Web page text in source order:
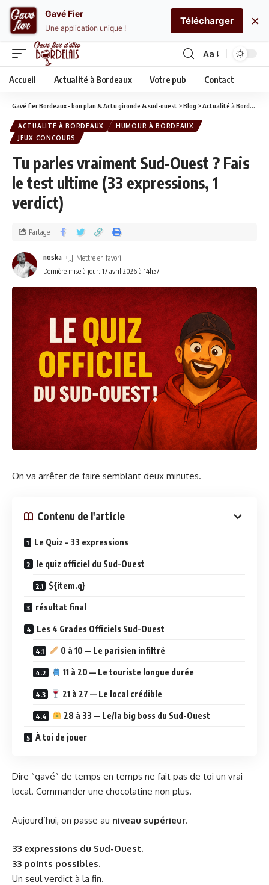
Aa
Accueil Actualité à Bordeaux Votre pub Contact
Gavé fier Bordeaux - bon plan & Actu gironde & sud-ouest >Blog >Actualité à Bordeaux
ACTUALITÉ À BORDEAUX
HUMOUR À BORDEAUX
JEUX CONCOURS
Tu parles vraiment Sud-Ouest ? Fais
le test ultime (33 expressions, 1
verdict)
Dernière mise à jour: 17 avril 2026 à 14h57
noska
Partage
On va arrêter de faire semblant deux minutes.
Contenu de l'article
Le Quiz – 33 expressions
le quiz officiel du Sud-Ouest
${item.q}
résultat final
Les 4 Grades Officiels Sud-Ouest
0 à 10 — Le parisien infiltré
11 à 20 — Le touriste longue durée
21 à 27 — Le local crédible
28 à 33 — Le/la big boss du Sud-Ouest
À toi de jouer
Dire “gavé” de temps en temps ne fait pas de toi un vrai
local. Commander une chocolatine non plus.
Aujourd’hui, on passe au niveau supérieur.
33 expressions du Sud-Ouest.
33 points possibles.
Un seul verdict à la fin.
Gavé Fier
Une application unique !
Télécharger ×